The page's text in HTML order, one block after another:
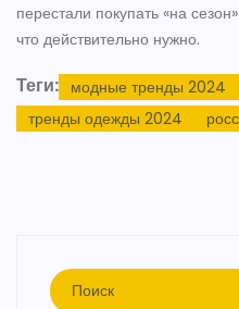
перестали покупать «на
что действительно нужно.
Теги: модные тренды 2024
тренды одежды 2024